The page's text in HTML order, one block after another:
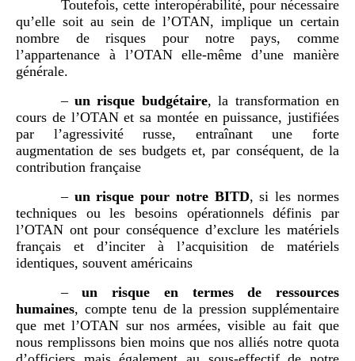
Toutefois, cette interopérabilité, pour nécessaire
qu’elle soit au sein de l’OTAN, implique un certain
nombre de risques pour notre pays, comme
l’appartenance à l’OTAN elle-même d’une manière
générale.
–un risque budgétaire, la transformation en
cours de l’OTAN et sa montée en puissance, justifiées
par l’agressivité russe, entraînant une forte
augmentation de ses budgets et, par conséquent, de la
contribution française
– un risque pour notre BITD, si les normes
techniques ou les besoins opérationnels définis par
l’OTAN ont pour conséquence d’exclure les matériels
français et d’inciter à l’acquisition de matériels
identiques, souvent américains
–un risque en termes de ressources
humaines, compte tenu de la pression supplémentaire
que met l’OTAN sur nos armées, visible au fait que
nous remplissons bien moins que nos alliés notre quota